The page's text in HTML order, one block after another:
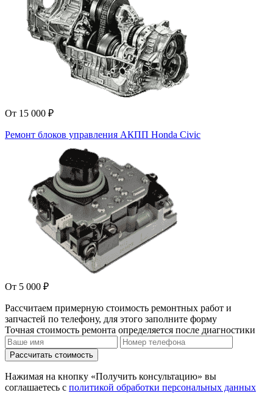
От 15 000 ₽
Ремонт блоков управления АКПП Honda Civic
От 5 000 ₽
Рассчитаем примерную стоимость ремонтных работ и
запчастей по телефону, для этого заполните форму
Точная стоимость ремонта определяется после диагностики
Рассчитать стоимость
Нажимая на кнопку «Получить консультацию» вы
соглашаетесь с политикой обработки персональных данных